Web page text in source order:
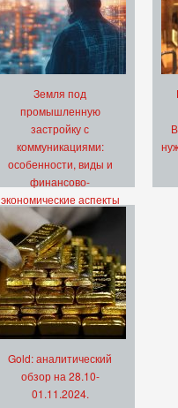
Земля под
промышленную
застройку с
коммуникациями:
особенности, виды и
финансово-
экономические аспекты
Gold: аналитический
обзор на 28.10-
01.11.2024.